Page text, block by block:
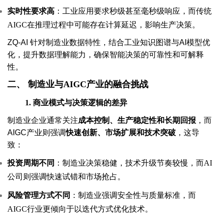
实时性要求高 ：工业应用要求秒级甚至毫秒级响应，而传统
AIGC在推理过程中可能存在计算延迟，影响生产决策。
ZQ-AI 针对制造业数据特性，结合工业知识图谱与AI模型优
化，提升数据理解能力，确保智能决策的可靠性和可解释
性。
二、 制造业与AIGC产业的融合挑战
1. 商业模式与决策逻辑的差异
制造业企业通常关注成本控制、生产稳定性和长期回报 ，而
AIGC产业则强调快速创新、市场扩展和技术突破 ，这导
致：
投资周期不同 ：制造业决策稳健，技术升级节奏较慢，而AI
公司则强调快速试错和市场抢占。
风险管理方式不同 ：制造业强调安全性与质量标准，而
AIGC行业更倾向于以迭代方式优化技术。